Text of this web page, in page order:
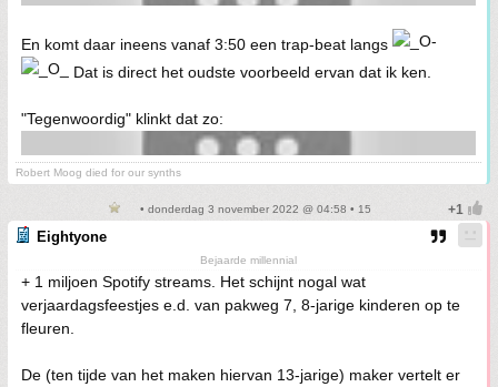
En komt daar ineens vanaf 3:50 een trap-beat langs
Dat is direct het oudste voorbeeld ervan dat ik ken.
"Tegenwoordig" klinkt dat zo:
Robert Moog died for our synths
• donderdag 3 november 2022 @ 04:58 • 15
Eightyone
Bejaarde millennial
+ 1 miljoen Spotify streams. Het schijnt nogal wat
verjaardagsfeestjes e.d. van pakweg 7, 8-jarige kinderen op te
fleuren.
De (ten tijde van het maken hiervan 13-jarige) maker vertelt er